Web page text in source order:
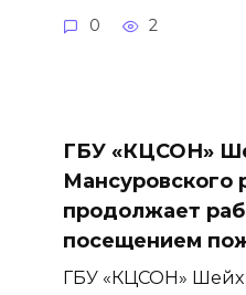
0 2
ГБУ «КЦСОН»
Мансуровского
продолжает
посещением
ГБУ «КЦСОН»